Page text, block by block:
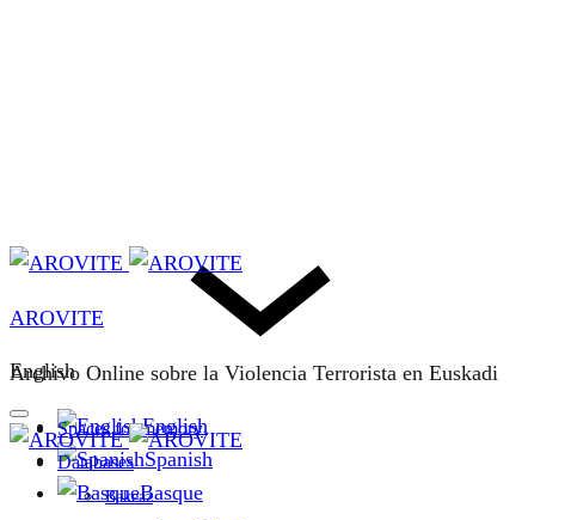
English
English
Spanish
Basque
AROVITE
Archivo Online sobre la Violencia Terrorista en Euskadi
Spaces for memory
Databases
Bakeaz